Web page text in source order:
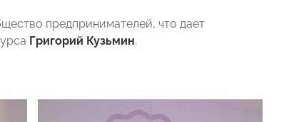
предпринимателей, что дает
Григорий Кузьмин.